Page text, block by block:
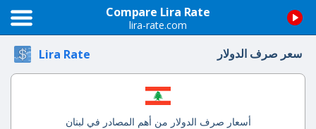
Compare Lira Rate
lira-rate.com
Lira Rate سعر صرف الدولار
أسعار صرف الدولار من أهم المصادر في لبنان